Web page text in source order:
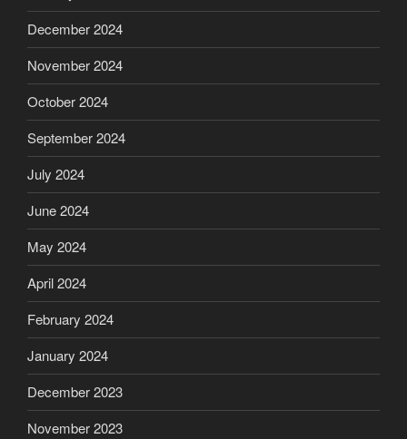
December 2024
November 2024
October 2024
September 2024
July 2024
June 2024
May 2024
April 2024
February 2024
January 2024
December 2023
November 2023